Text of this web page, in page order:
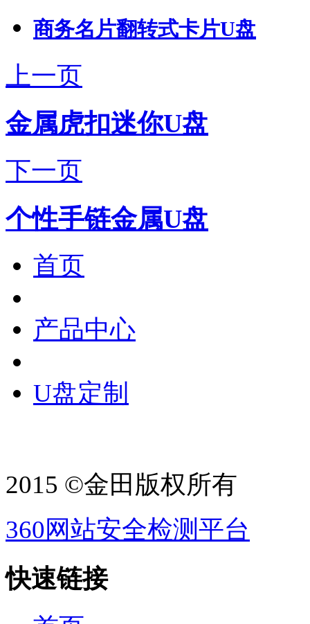
商务名片翻转式卡片U盘
上一页
金属虎扣迷你U盘
下一页
个性手链金属U盘
首页
产品中心
U盘定制
2015 ©金田版权所有
360网站安全检测平台
快速链接